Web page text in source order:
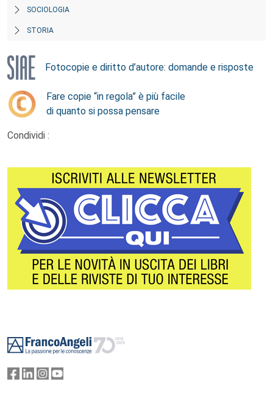
SOCIOLOGIA
STORIA
Fotocopie e diritto d’autore: domande e risposte
Fare copie “in regola” è più facile
di quanto si possa pensare
Condividi :